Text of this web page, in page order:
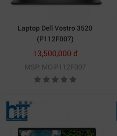
Laptop Dell Vostro 3520
(P112F007)
13,500,000 đ
MSP: MC-P112F007